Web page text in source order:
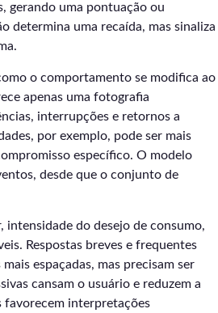
gerando uma pontuação ou
determina uma recaída, mas sinaliza
o comportamento se modifica ao
apenas uma fotografia
interrupções e retornos a
por exemplo, pode ser mais
específico. O modelo
desde que o conjunto de
do desejo de consumo,
Respostas breves e frequentes
espaçadas, mas precisam ser
cansam o usuário e reduzem a
favorecem interpretações